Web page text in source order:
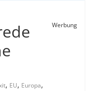
Werbung
, EU, Europa,